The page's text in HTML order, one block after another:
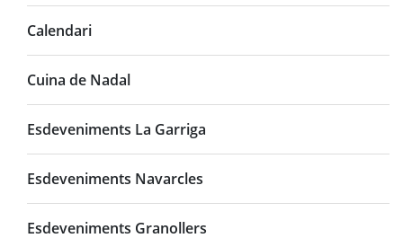
Calendari
Cuina de Nadal
Esdeveniments La Garriga
Esdeveniments Navarcles
Esdeveniments Granollers